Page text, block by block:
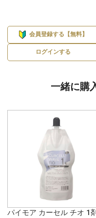
会員登録する【無料】
ログインする
一緒に購
パイモア カーセル チオ 1剤